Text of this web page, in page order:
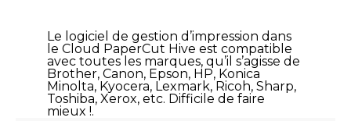
Le logiciel de gestion d’impression dans
le Cloud PaperCut Hive est compatible
avec toutes les marques, qu’il s’agisse de
Brother, Canon, Epson, HP, Konica
Minolta, Kyocera, Lexmark, Ricoh, Sharp,
Toshiba, Xerox, etc. Difficile de faire
mieux !.